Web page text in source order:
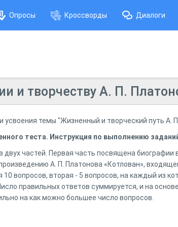
Опросы Кроссворды Диалоги
и творчеству А. П.
усвоения темы "Жизненный и творческий путь А.
теста. Инструкция по выполнению
двух частей. Первая часть посвящена
А. П. Платонова «Котлован»,
вопросов, вторая - 5 вопросов, на каждый из
правильных ответов суммируется, и на
на как можно большее число вопросов.